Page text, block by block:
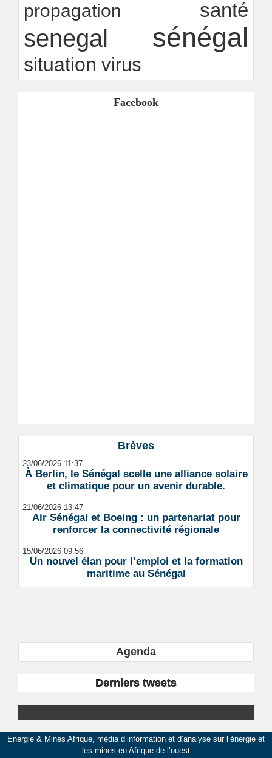
propagation santé
senegal sénégal
situation virus
Facebook
Brèves
23/06/2026 11:37
À Berlin, le Sénégal scelle une alliance solaire
et climatique pour un avenir durable.
21/06/2026 13:47
Air Sénégal et Boeing : un partenariat pour
renforcer la connectivité régionale
15/06/2026 09:56
Un nouvel élan pour l’emploi et la formation
maritime au Sénégal
Agenda
Derniers tweets
Energie & Mines Afrique, média d’information et d’analyse sur l’énergie et
les mines en Afrique de l’ouest